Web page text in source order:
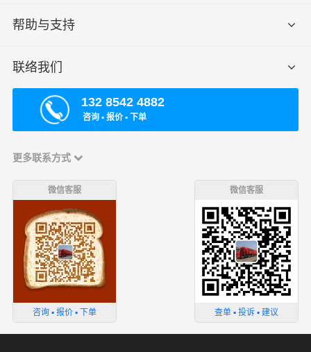
帮助与支持
联络我们
132 8542 4882
咨询 ▪ 报价 ▪ 下单
更多联系方式
微信客服
咨询 ▪ 报价 ▪ 下单
微信客服
查单 ▪ 投诉 ▪ 建议